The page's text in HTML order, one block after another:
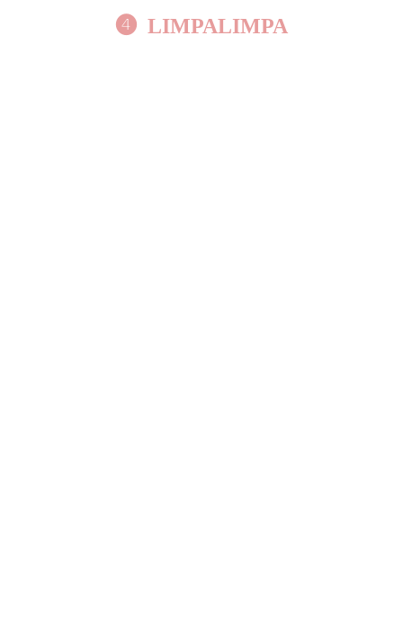
❹ LIMPALIMPA